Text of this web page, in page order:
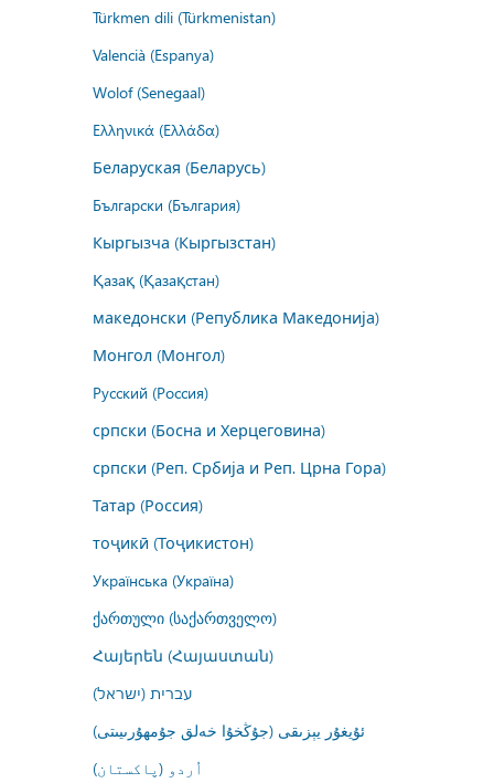
Türkmen dili (Türkmenistan)
Valencià (Espanya)
Wolof (Senegaal)
Ελληνικά (Ελλάδα)
Беларуская (Беларусь)
Български (България)
Кыргызча (Кыргызстан)
Қазақ (Қазақстан)
македонски (Република Македонија)
Монгол (Монгол)
Русский (Россия)
српски (Босна и Херцеговина)
српски (Реп. Србија и Реп. Црна Гора)
Татар (Россия)
тоҷикӣ (Тоҷикистон)
Українська (Україна)
ქართული (საქართველო)
Հայերեն (Հայաստան)
עברית (ישראל)
ئۇيغۇر يېزىقى (جۇڭخۇا خەلق جۇمھۇرىيىتى)
اُردو (پاکستان)